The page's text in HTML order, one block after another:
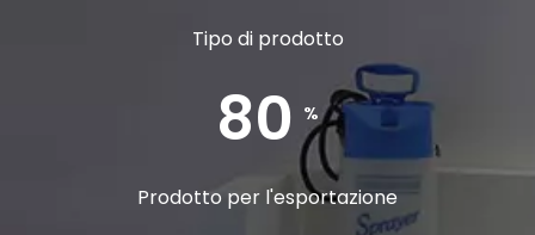
Tipo di prodotto
80 %
Prodotto per l'esportazione